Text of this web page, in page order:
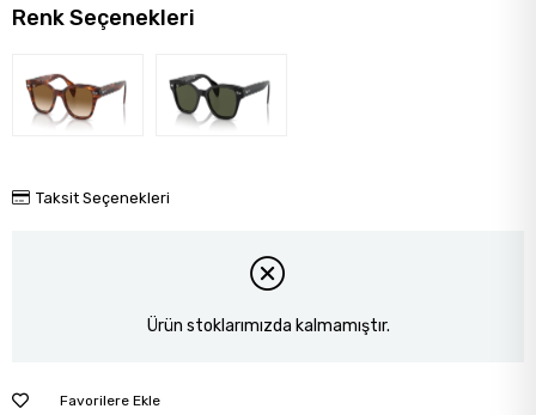
Renk Seçenekleri
Taksit Seçenekleri
Ürün stoklarımızda kalmamıştır.
Favorilere Ekle